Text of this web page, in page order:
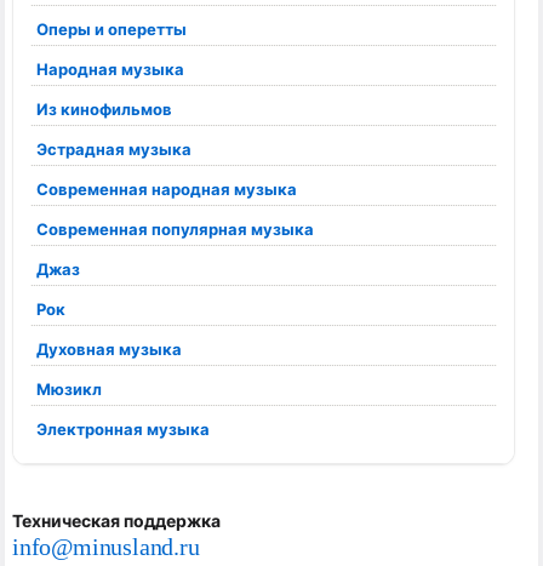
Оперы и оперетты
Народная музыка
Из кинофильмов
Эстрадная музыка
Современная народная музыка
Современная популярная музыка
Джаз
Рок
Духовная музыка
Мюзикл
Электронная музыка
Техническая поддержка
info@minusland.ru